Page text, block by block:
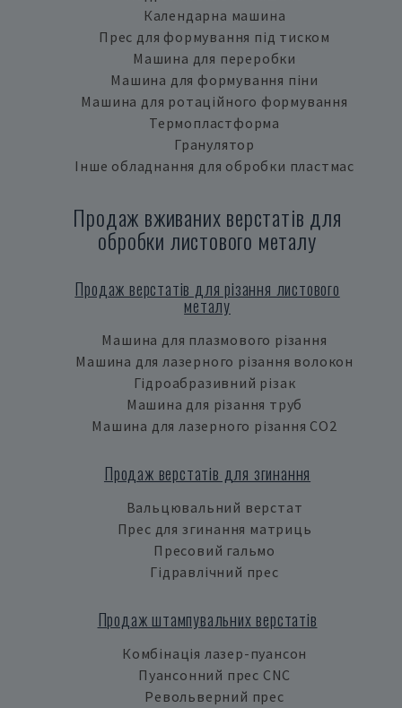
Календарна машина
Прес для формування під тиском
Машина для переробки
Машина для формування піни
Машина для ротаційного формування
Термопластформа
Гранулятор
Інше обладнання для обробки пластмас
Продаж вживаних верстатів для
обробки листового металу
Продаж верстатів для різання листового
металу
Машина для плазмового різання
Машина для лазерного різання волокон
Гідроабразивний різак
Машина для різання труб
Машина для лазерного різання CO2
Продаж верстатів для згинання
Вальцювальний верстат
Прес для згинання матриць
Пресовий гальмо
Гідравлічний прес
Продаж штампувальних верстатів
Комбінація лазер-пуансон
Пуансонний прес CNC
Револьверний прес